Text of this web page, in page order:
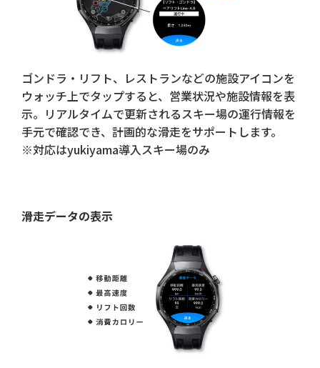
ゴンドラ・リフト、レストランなどの施設アイコンを
ウォッチ上でタップすると、営業状況や施設情報を表
示。リアルタイムで更新されるスキー場の運行情報を
手元で確認でき、計画的な滑走をサポートします。
※対応はyukiyama導入スキー場のみ
滑走データの表示